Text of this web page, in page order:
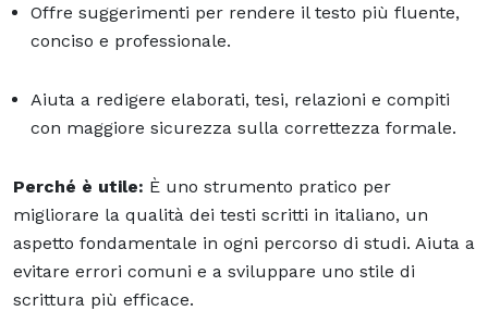
Offre suggerimenti per rendere il testo più fluente,
conciso e professionale.
Aiuta a redigere elaborati, tesi, relazioni e compiti
con maggiore sicurezza sulla correttezza formale.
Perché è utile: È uno strumento pratico per
migliorare la qualità dei testi scritti in italiano, un
aspetto fondamentale in ogni percorso di studi. Aiuta a
evitare errori comuni e a sviluppare uno stile di
scrittura più efficace.